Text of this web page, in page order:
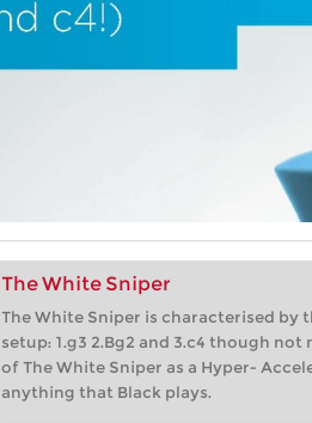
The White Sniper
The White Sniper is characterised by
setup: 1.g3 2.Bg2 and 3.c4 though
of The White Sniper as a Hyper-
anything that Black plays.